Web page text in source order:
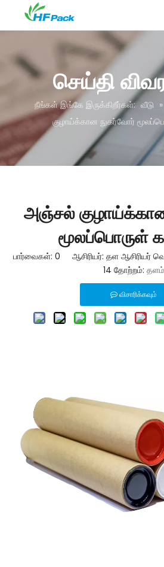
செய்தி
நீங்கள் இங்கே இருக்கிறீர்கள்: வீடு »
குழாய்க்கான நுகர்வோர்
அஞ்சல்
மூலப்பொருள்
பார்வைகள்: 0 ஆசிரியர்: தள ஆசிரியர்
14 தோற்றம்: தளம்
விசாரிக்கவும்